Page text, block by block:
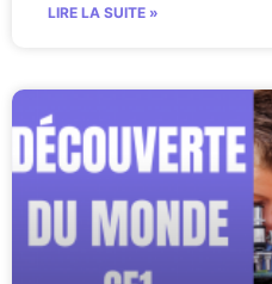
LIRE LA SUITE »